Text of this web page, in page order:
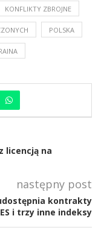
KONFLIKTY ZBROJNE
POLSKA
licencją na
następny post
kontrakty
i trzy inne indeksy